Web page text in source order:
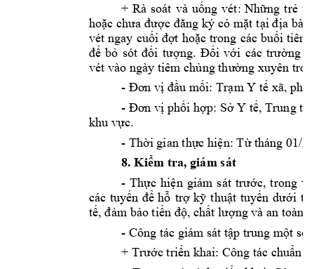
+ Rà soát và uống vét: Những trẻ
hoặc chưa được đăng ký có mặt tại địa bàn
vét ngay cuối đợt hoặc trong các buổi tiêm
để bỏ sót đối tượng. Đối với các trường
vét vào ngày tiêm chủng thường xuyên
- Đơn vị đầu mối: Trạm Y tế xã,
- Đơn vị phối hợp: Sở Y tế, Trung
khu vực.
- Thời gian thực hiện: Từ tháng 01/
8. Kiểm tra, giám sát
- Thực hiện giám sát trước, trong
các tuyến để hỗ trợ kỹ thuật tuyến dưới
tế, đảm bảo tiến độ, chất lượng và an toàn
- Công tác giám sát tập trung một số
+ Trước triển khai: Công tác chuẩn